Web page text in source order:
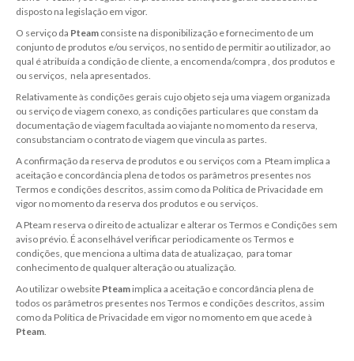
disposto na legislação em vigor.
O serviço da Pteam consiste na disponibilização e fornecimento de um
conjunto de produtos e/ou serviços, no sentido de permitir ao utilizador, ao
qual é atribuída a condição de cliente, a encomenda/compra , dos produtos e
ou serviços, nela apresentados.
Relativamente às condições gerais cujo objeto seja uma viagem organizada
ou serviço de viagem conexo, as condições particulares que constam da
documentação de viagem facultada ao viajante no momento da reserva,
consubstanciam o contrato de viagem que vincula as partes.
A confirmação da reserva de produtos e ou serviços com a Pteam implica a
aceitação e concordância plena de todos os parâmetros presentes nos
Termos e condições descritos, assim como da Política de Privacidade em
vigor no momento da reserva dos produtos e ou serviços.
A Pteam reserva o direito de actualizar e alterar os Termos e Condições sem
aviso prévio. É aconselhável verificar periodicamente os Termos e
condições, que menciona a ultima data de atualizaçao, para tomar
conhecimento de qualquer alteração ou atualização.
Ao utilizar o website Pteam implica a aceitação e concordância plena de
todos os parâmetros presentes nos Termos e condições descritos, assim
como da Política de Privacidade em vigor no momento em que acede à
Pteam.